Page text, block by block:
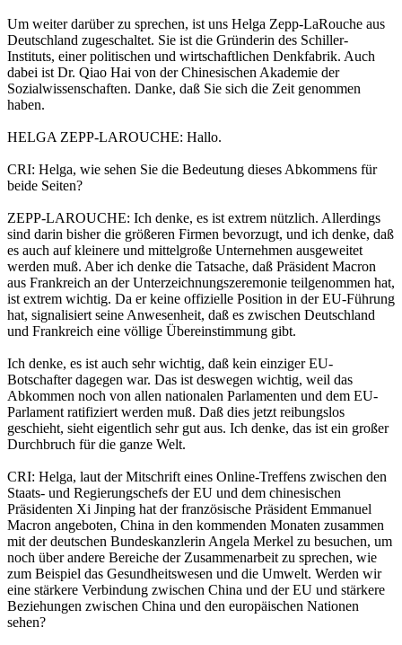
Um weiter darüber zu sprechen, ist uns Helga Zepp-LaRouche aus
Deutschland zugeschaltet. Sie ist die Gründerin des Schiller-
Instituts, einer politischen und wirtschaftlichen Denkfabrik. Auch
dabei ist Dr. Qiao Hai von der Chinesischen Akademie der
Sozialwissenschaften. Danke, daß Sie sich die Zeit genommen
haben.
HELGA ZEPP-LAROUCHE: Hallo.
CRI: Helga, wie sehen Sie die Bedeutung dieses Abkommens für
beide Seiten?
ZEPP-LAROUCHE: Ich denke, es ist extrem nützlich. Allerdings
sind darin bisher die größeren Firmen bevorzugt, und ich denke, daß
es auch auf kleinere und mittelgroße Unternehmen ausgeweitet
werden muß. Aber ich denke die Tatsache, daß Präsident Macron
aus Frankreich an der Unterzeichnungszeremonie teilgenommen hat,
ist extrem wichtig. Da er keine offizielle Position in der EU-Führung
hat, signalisiert seine Anwesenheit, daß es zwischen Deutschland
und Frankreich eine völlige Übereinstimmung gibt.
Ich denke, es ist auch sehr wichtig, daß kein einziger EU-
Botschafter dagegen war. Das ist deswegen wichtig, weil das
Abkommen noch von allen nationalen Parlamenten und dem EU-
Parlament ratifiziert werden muß. Daß dies jetzt reibungslos
geschieht, sieht eigentlich sehr gut aus. Ich denke, das ist ein großer
Durchbruch für die ganze Welt.
CRI: Helga, laut der Mitschrift eines Online-Treffens zwischen den
Staats- und Regierungschefs der EU und dem chinesischen
Präsidenten Xi Jinping hat der französische Präsident Emmanuel
Macron angeboten, China in den kommenden Monaten zusammen
mit der deutschen Bundeskanzlerin Angela Merkel zu besuchen, um
noch über andere Bereiche der Zusammenarbeit zu sprechen, wie
zum Beispiel das Gesundheitswesen und die Umwelt. Werden wir
eine stärkere Verbindung zwischen China und der EU und stärkere
Beziehungen zwischen China und den europäischen Nationen
sehen?